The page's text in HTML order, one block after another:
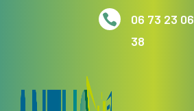

06 73 23 06
38
Accueil Ordinateurs portables